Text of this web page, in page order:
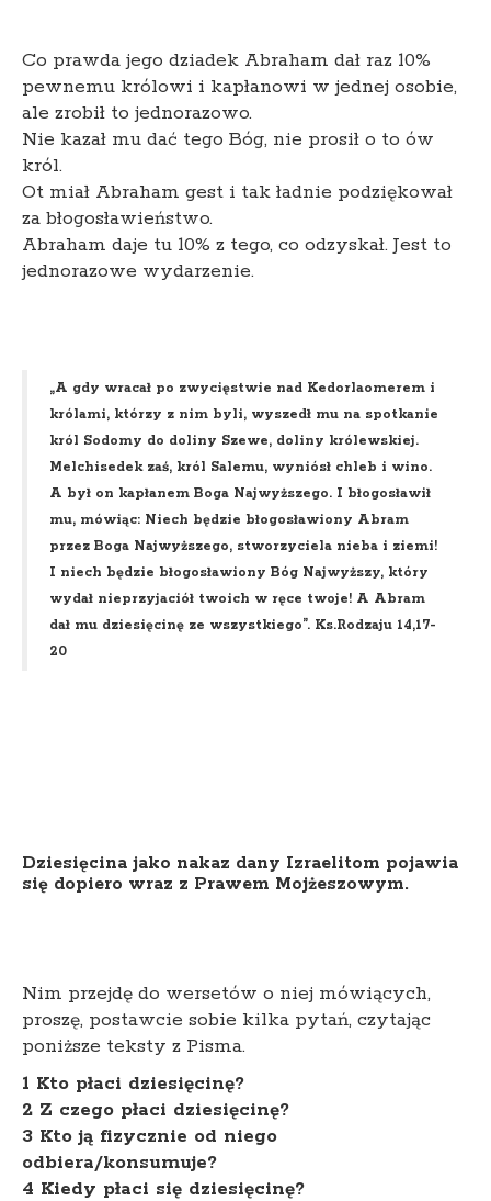
Co prawda jego dziadek Abraham dał raz 10%
pewnemu królowi i kapłanowi w jednej osobie,
ale zrobił to jednorazowo.
Nie kazał mu dać tego Bóg, nie prosił o to ów
król.
Ot miał Abraham gest i tak ładnie podziękował
za błogosławieństwo.
Abraham daje tu 10% z tego, co odzyskał. Jest to
jednorazowe wydarzenie.
„A gdy wracał po zwycięstwie nad Kedorlaomerem i
królami, którzy z nim byli, wyszedł mu na spotkanie
król Sodomy do doliny Szewe, doliny królewskiej.
Melchisedek zaś, król Salemu, wyniósł chleb i wino.
A był on kapłanem Boga Najwyższego. I błogosławił
mu, mówiąc: Niech będzie błogosławiony Abram
przez Boga Najwyższego, stworzyciela nieba i ziemi!
I niech będzie błogosławiony Bóg Najwyższy, który
wydał nieprzyjaciół twoich w ręce twoje! A Abram
dał mu dziesięcinę ze wszystkiego”. Ks.Rodzaju 14,17-
20
Dziesięcina jako nakaz dany Izraelitom pojawia
się dopiero wraz z Prawem Mojżeszowym.
Nim przejdę do wersetów o niej mówiących,
proszę, postawcie sobie kilka pytań, czytając
poniższe teksty z Pisma.
1 Kto płaci dziesięcinę?
2 Z czego płaci dziesięcinę?
3 Kto ją fizycznie od niego
odbiera/konsumuje?
4 Kiedy płaci się dziesięcinę?